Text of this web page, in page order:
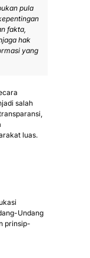
pula
fakta,
hak
yang
salah
luas.
Undang
prinsip-